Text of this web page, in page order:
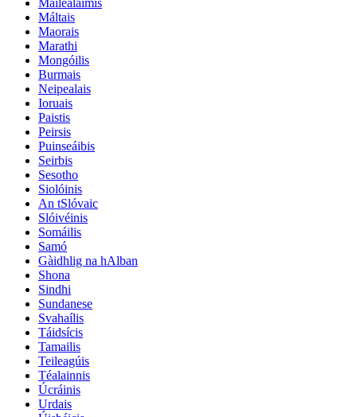
Mailéalaimis
Máltais
Maorais
Marathi
Mongóilis
Burmais
Neipealais
Ioruais
Paistis
Peirsis
Puinseáibis
Seirbis
Sesotho
Siolóinis
An tSlóvaic
Slóivéinis
Somáilis
Samó
Gàidhlig na hAlban
Shona
Sindhi
Sundanese
Svahaílis
Táidsícis
Tamailis
Teileagúis
Téalainnis
Úcráinis
Urdais